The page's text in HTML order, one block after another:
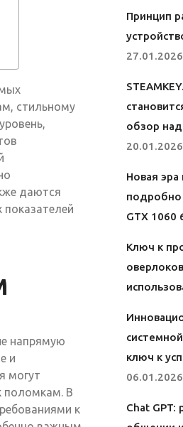
стильному
даются
напрямую
и
могут
поломкам. В
к
Принцип
27.01.2026
обзор
20.01.2026
Новая эра
подробно
GTX 1060
Ключ к
ключ к
06.01.2026
Chat